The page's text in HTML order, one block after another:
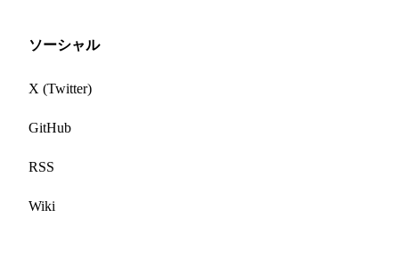
ソーシャル
X (Twitter)
GitHub
RSS
Wiki